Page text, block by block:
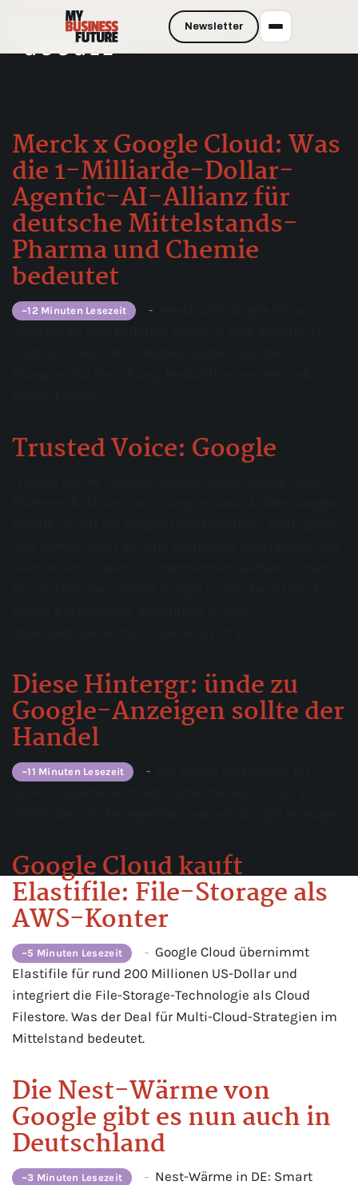
SUCHERGEBNISSE FÜR:
"GOOGLE"
Merck x Google Cloud: Was
die 1-Milliarde-Dollar-
Agentic-AI-Allianz für
deutsche Mittelstands-
Pharma und Chemie
bedeutet
~12 Minuten Lesezeit -
Trusted Voice: Google
Diese Hintergr: ünde zu
Google-Anzeigen sollte der
Handel
~11 Minuten Lesezeit -
Google Cloud kauft
Elastifile: File-Storage als
AWS-Konter
~5 Minuten Lesezeit - Google Cloud übernimmt
Elastifile für rund 200 Millionen US-Dollar und
integriert die File-Storage-Technologie als Cloud
Filestore. Was der Deal für Multi-Cloud-Strategien im
Mittelstand bedeutet.
Die Nest-Wärme von
Google gibt es nun auch in
Deutschland
~3 Minuten Lesezeit - Nest-Wärme in DE: Smart
Newsletter